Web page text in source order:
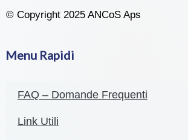
© Copyright 2025 ANCoS Aps
Menu Rapidi
FAQ – Domande Frequenti
Link Utili